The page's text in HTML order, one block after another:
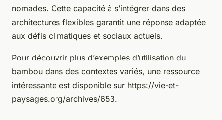
nomades. Cette capacité à s’intégrer dans des
architectures flexibles garantit une réponse adaptée
aux défis climatiques et sociaux actuels.
Pour découvrir plus d’exemples d’utilisation du
bambou dans des contextes variés, une ressource
intéressante est disponible sur https://vie-et-
paysages.org/archives/653.